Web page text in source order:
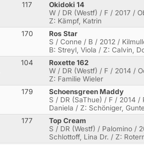
117
Okidoki 14
W / DR (Westf) / F / 2017 /
Z: Kämpf, Katrin
170
Ros Star
S / Conne / B / 2012 /
B: Streyl, Viola / Z: Calvin,
104
Roxette 162
W / DR (Westf) / F / 2014 /
Z: Familie Wieler
179
Schoensgreen Maddy
S / DR (SaThue) / F / 2014 /
Daniela / Z: Schöniger,
177
Top Cream
S / DR (Westf) / Palomino /
Schlottoff, Lina Dr. / Z: